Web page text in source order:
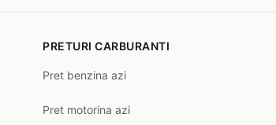
PRETURI CARBURANTI
Pret benzina azi
Pret motorina azi